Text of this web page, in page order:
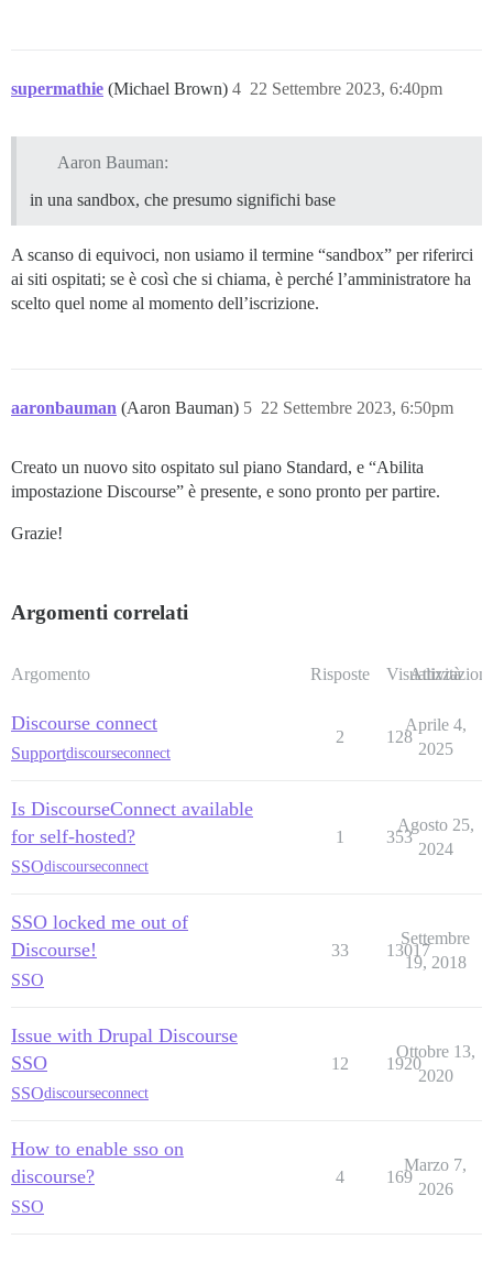
supermathie (Michael Brown) 22 Settembre 2023, 6:40pm
4
Aaron Bauman:
in una sandbox, che presumo significhi base
A scanso di equivoci, non usiamo il termine “sandbox” per riferirci
ai siti ospitati; se è così che si chiama, è perché l’amministratore ha
scelto quel nome al momento dell’iscrizione.
aaronbauman (Aaron Bauman) 22 Settembre 2023, 6:50pm
5
Creato un nuovo sito ospitato sul piano Standard, e “Abilita
impostazione Discourse” è presente, e sono pronto per partire.
Grazie!
Argomenti correlati
Argomento Risposte Visualizzazioni
Attività
Discourse connect
Supportdiscourseconnect
2 128
Aprile 4,
2025
Is DiscourseConnect available
for self-hosted?
SSOdiscourseconnect
1 353
Agosto 25,
2024
SSO locked me out of
Discourse!
SSO
33 13017
Settembre
19, 2018
Issue with Drupal Discourse
SSO
SSOdiscourseconnect
12 1920
Ottobre 13,
2020
How to enable sso on
discourse?
SSO
4 169
Marzo 7,
2026